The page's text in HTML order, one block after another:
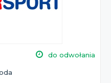
do odwołania